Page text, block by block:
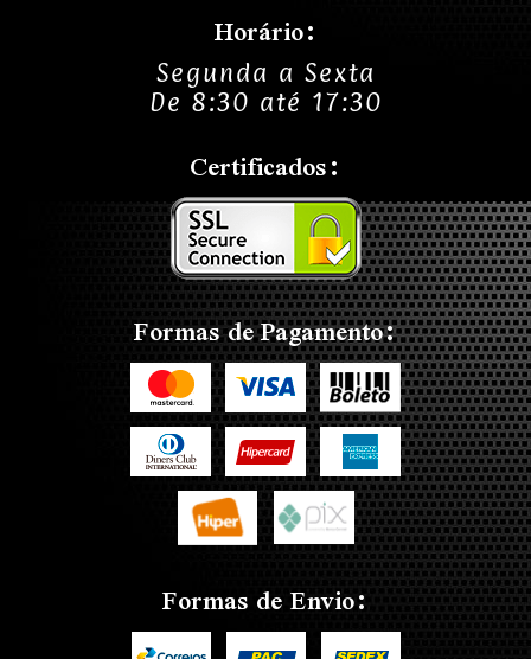
Horário:
Segunda a Sexta
De 8:30 até 17:30
Certificados:
Formas de Pagamento:
Formas de Envio: